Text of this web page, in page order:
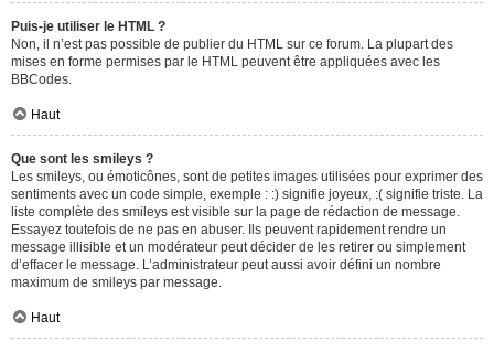
Puis-je utiliser le HTML ?
Non, il n’est pas possible de publier du HTML sur ce forum. La plupart des
mises en forme permises par le HTML peuvent être appliquées avec les
BBCodes.
Haut
Que sont les smileys ?
Les smileys, ou émoticônes, sont de petites images utilisées pour exprimer des
sentiments avec un code simple, exemple : :) signifie joyeux, :( signifie triste. La
liste complète des smileys est visible sur la page de rédaction de message.
Essayez toutefois de ne pas en abuser. Ils peuvent rapidement rendre un
message illisible et un modérateur peut décider de les retirer ou simplement
d’effacer le message. L’administrateur peut aussi avoir défini un nombre
maximum de smileys par message.
Haut